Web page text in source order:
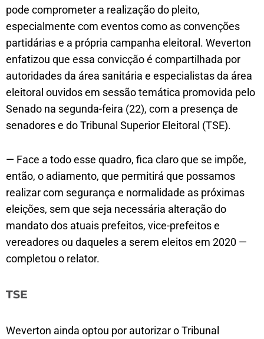
pode comprometer a realização do pleito,
especialmente com eventos como as convenções
partidárias e a própria campanha eleitoral. Weverton
enfatizou que essa convicção é compartilhada por
autoridades da área sanitária e especialistas da área
eleitoral ouvidos em sessão temática promovida pelo
Senado na segunda-feira (22), com a presença de
senadores e do Tribunal Superior Eleitoral (TSE).
— Face a todo esse quadro, fica claro que se impõe,
então, o adiamento, que permitirá que possamos
realizar com segurança e normalidade as próximas
eleições, sem que seja necessária alteração do
mandato dos atuais prefeitos, vice-prefeitos e
vereadores ou daqueles a serem eleitos em 2020 —
completou o relator.
TSE
Weverton ainda optou por autorizar o Tribunal